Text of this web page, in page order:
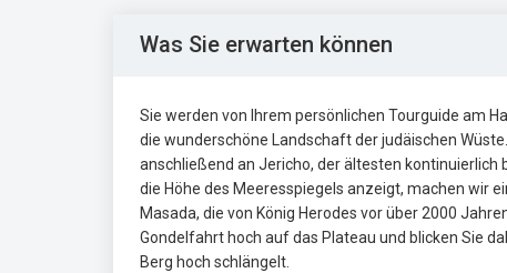
Was Sie erwarten können
Sie werden von Ihrem persönlichen Tourguide am
die wunderschöne Landschaft der judäischen
anschließend an Jericho, der ältesten kontinuierlich
die Höhe des Meeresspiegels anzeigt, machen wir
Masada, die von König Herodes vor über 2000
Gondelfahrt hoch auf das Plateau und blicken Sie
Berg hoch schlängelt.